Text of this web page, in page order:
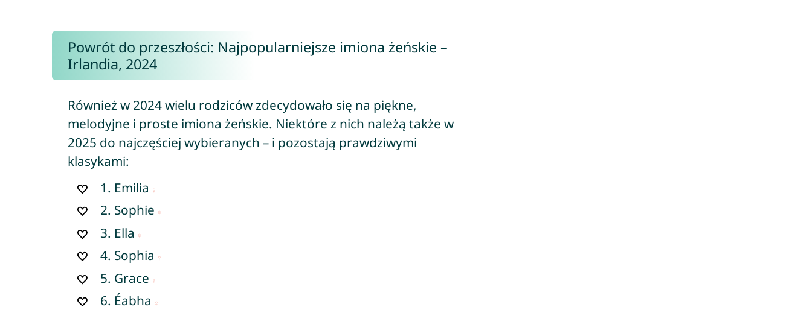
Powrót do przeszłości: Najpopularniejsze imiona żeńskie –
Irlandia, 2024
Również w 2024 wielu rodziców zdecydowało się na piękne,
melodyjne i proste imiona żeńskie. Niektóre z nich należą także w
2025 do najczęściej wybieranych – i pozostają prawdziwymi
klasykami:
1. Emilia
2. Sophie
3. Ella
4. Sophia
5. Grace
6. Éabha